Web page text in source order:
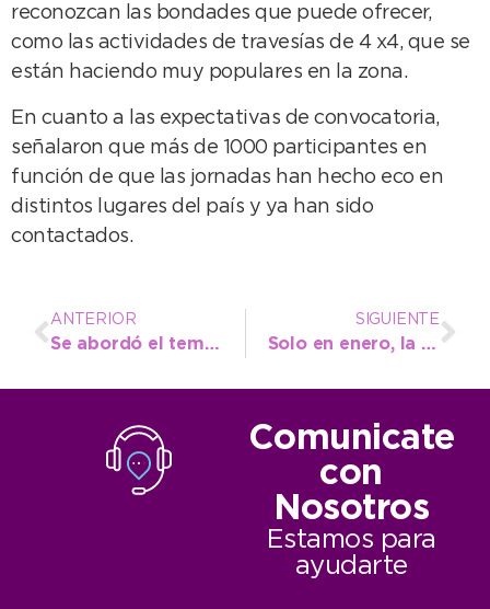
reconozcan las bondades que puede ofrecer,
como las actividades de travesías de 4 x4, que se
están haciendo muy populares en la zona.
En cuanto a las expectativas de convocatoria,
señalaron que más de 1000 participantes en
función de que las jornadas han hecho eco en
distintos lugares del país y ya han sido
contactados.
ANTERIOR
Se abordó el tema de la erosión costera en Quequén junto a empresarios locales
SIGUIENTE
Solo en enero, la Dirección de Tránsito infraccionó a 582 vehículos por distintas faltas
Comunicate
con
Nosotros
Estamos para
ayudarte